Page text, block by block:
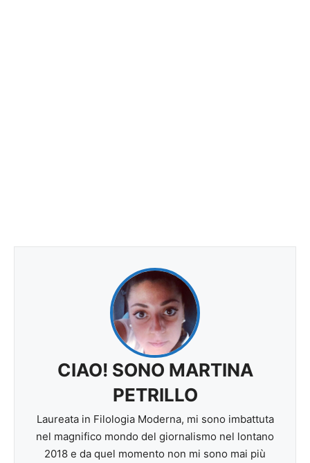
CIAO! SONO MARTINA
PETRILLO
Laureata in Filologia Moderna, mi sono imbattuta
nel magnifico mondo del giornalismo nel lontano
2018 e da quel momento non mi sono mai più